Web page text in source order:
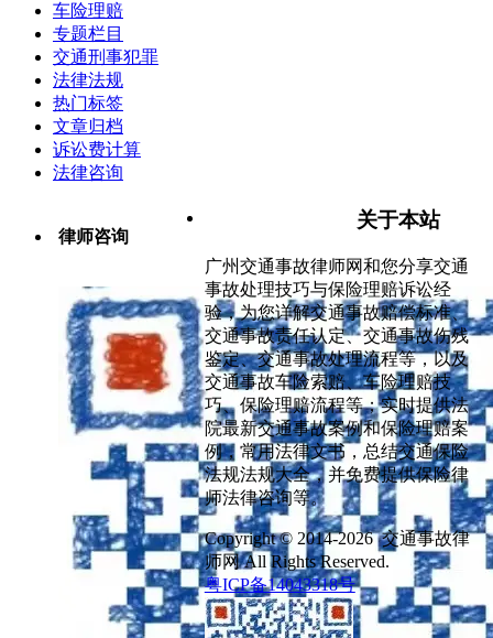
车险理赔
专题栏目
交通刑事犯罪
法律法规
热门标签
文章归档
诉讼费计算
法律咨询
律师咨询
关于本站
广州交通事故律师网和您分享交通
事故处理技巧与保险理赔诉讼经
验，为您详解交通事故赔偿标准、
交通事故责任认定、交通事故伤残
鉴定、交通事故处理流程等，以及
交通事故车险索赔、车险理赔技
巧、保险理赔流程等；实时提供法
院最新交通事故案例和保险理赔案
例，常用法律文书，总结交通保险
法规法规大全，并免费提供保险律
师法律咨询等。
Copyright © 2014-2026 交通事故律
师网 All Rights Reserved.
粤ICP备14043318号